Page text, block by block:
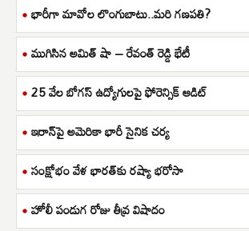
భారీగా మావోల లొంగుబాటు..మరి గణపతి?
ముగిసిన అమిత్ షా – రేవంత్ రెడ్డి భేటీ
25 వేల బోగస్ ఉద్యోగులపై ఫోరెన్సిక్ ఆడిట్
ఇరాన్‌పై అమెరికా భారీ సైనిక చర్య
సంక్షోభం వేళ భారత్‌కు రష్యా భరోసా
హోలీ పండుగ రోజు తీవ్ర విషాదం